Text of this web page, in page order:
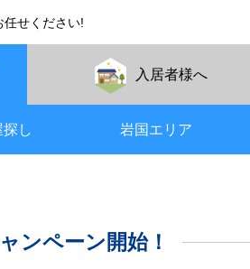
せください!
し 岩国エリア
入居者様へ
ンペーン開始！